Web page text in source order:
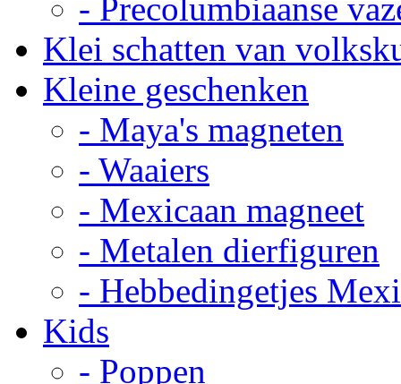
- Precolumbiaanse
Klei schatten van
Kleine geschenken
- Maya's magneten
- Waaiers
- Mexicaan magneet
- Metalen dierfiguren
- Hebbedingetjes
Kids
- Poppen